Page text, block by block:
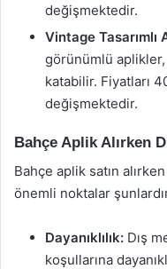
değişmektedir.
Vintage Tasarımlı
görünümlü
katabilir. Fiyatları
değişmektedir.
Bahçe Aplik Alırken
Bahçe aplik satın
önemli noktalar
Dayanıklılık: Dış
koşullarına